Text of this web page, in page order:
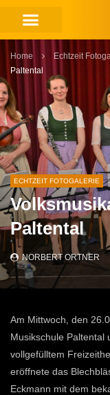
Home Echtzeit
Paltental
ECHTZEIT FOTOGALERIE
Paltental
NORBERT ORTNER
Am Mittwoch, den
Musikschule Paltental
vollgefülltem
eröffnete das
Eckmann mit dem